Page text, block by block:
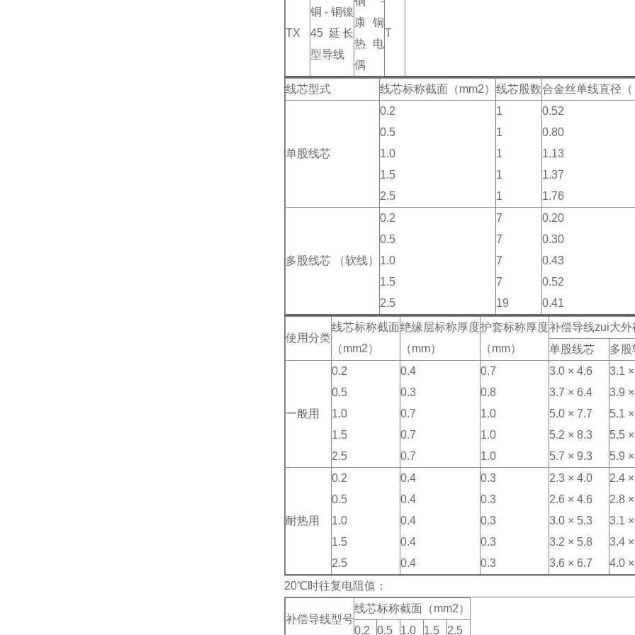
TX
铜 - 铜镍
45 延长
型导线
康铜
热电
偶
T
线芯型式 线芯标称截面（mm2） 线芯股数合金丝单线直径（
单股线芯
0.2
0.5
1.0
1.5
2.5
1
1
1
1
1
0.52
0.80
1.13
1.37
1.76
多股线芯 （软线）
0.2
0.5
1.0
1.5
2.5
7
7
7
7
19
0.20
0.30
0.43
0.52
0.41
使用分类
线芯标称截面
（mm2）
绝缘层标称厚度
（mm）
护套标称厚度
（mm）
补偿导线zui大外
单股线芯
多股
一般用
0.2
0.5
1.0
1.5
2.5
0.4
0.3
0.7
0.7
0.7
0.7
0.8
1.0
1.0
1.0
3.0 × 4.6
3.7 × 6.4
5.0 × 7.7
5.2 × 8.3
5.7 × 9.3
3.1
3.9
5.1
5.5
5.9
耐热用
0.2
0.5
1.0
1.5
2.5
0.4
0.4
0.4
0.4
0.4
0.3
0.3
0.3
0.3
0.3
2.3 × 4.0
2.6 × 4.6
3.0 × 5.3
3.2 × 5.8
3.6 × 6.7
2.4
2.8
3.1
3.4
4.0
20℃时往复电阻值：
补偿导线型号
线芯标称截面（mm2）
0.2
0.5 1.0 1.5 2.5